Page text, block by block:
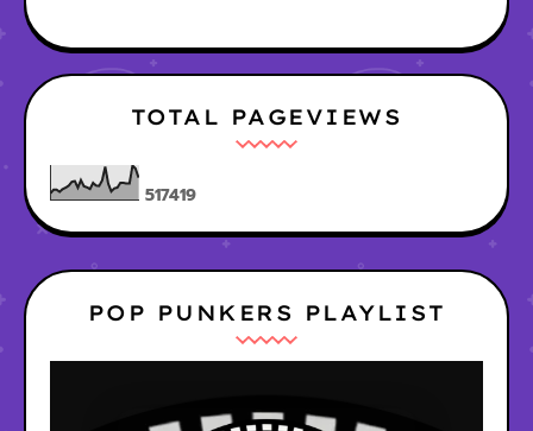
TOTAL PAGEVIEWS
517419
POP PUNKERS PLAYLIST